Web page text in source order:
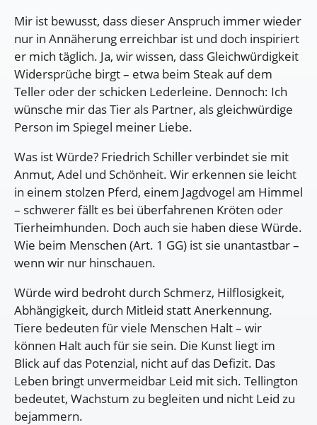
Mir ist bewusst, dass dieser Anspruch immer wieder
nur in Annäherung erreichbar ist und doch inspiriert
er mich täglich. Ja, wir wissen, dass Gleichwürdigkeit
Widersprüche birgt – etwa beim Steak auf dem
Teller oder der schicken Lederleine. Dennoch: Ich
wünsche mir das Tier als Partner, als gleichwürdige
Person im Spiegel meiner Liebe.
Was ist Würde? Friedrich Schiller verbindet sie mit
Anmut, Adel und Schönheit. Wir erkennen sie leicht
in einem stolzen Pferd, einem Jagdvogel am Himmel
– schwerer fällt es bei überfahrenen Kröten oder
Tierheimhunden. Doch auch sie haben diese Würde.
Wie beim Menschen (Art. 1 GG) ist sie unantastbar –
wenn wir nur hinschauen.
Würde wird bedroht durch Schmerz, Hilflosigkeit,
Abhängigkeit, durch Mitleid statt Anerkennung.
Tiere bedeuten für viele Menschen Halt – wir
können Halt auch für sie sein. Die Kunst liegt im
Blick auf das Potenzial, nicht auf das Defizit. Das
Leben bringt unvermeidbar Leid mit sich. Tellington
bedeutet, Wachstum zu begleiten und nicht Leid zu
bejammern.